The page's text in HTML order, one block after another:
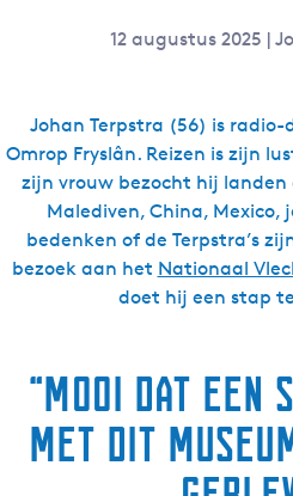
12 augustus 2025 |
Johan Terpstra (56) is
Omrop Fryslân. Reizen is zijn
zijn vrouw bezocht hij landen
Malediven, China,
bedenken of de Terpstra’s
bezoek aan het Nationaal
doet hij een stap
“Mooi dat
met dit